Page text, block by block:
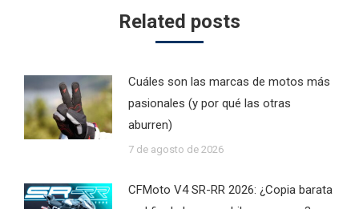
Related posts
Cuáles son las marcas de motos más
pasionales (y por qué las otras
aburren)
7 de agosto de 2026
CFMoto V4 SR-RR 2026: ¿Copia barata